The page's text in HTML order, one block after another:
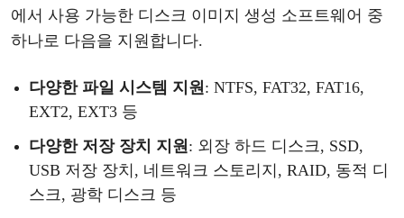
에서 사용 가능한 디스크 이미지 생성 소프트웨어 중
하나로 다음을 지원합니다.
다양한 파일 시스템 지원 : NTFS, FAT32, FAT16,
EXT2, EXT3 등
다양한 저장 장치 지원 : 외장 하드 디스크, SSD,
USB 저장 장치, 네트워크 스토리지, RAID, 동적 디
스크, 광학 디스크 등